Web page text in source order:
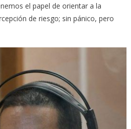
el papel de orientar a la
de riesgo; sin pánico, pero